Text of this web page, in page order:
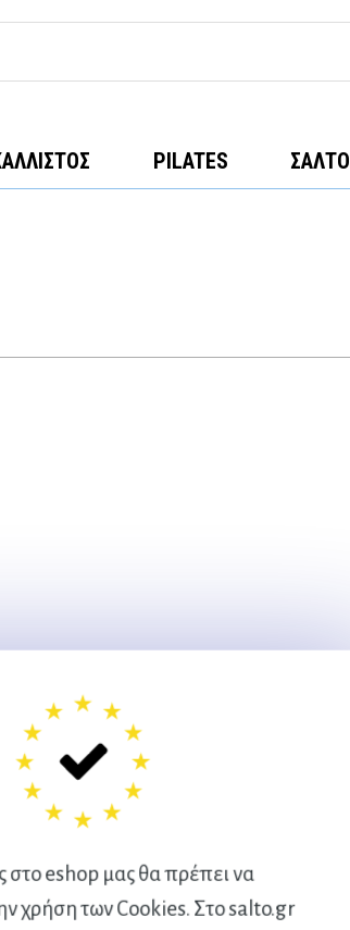
στο eshop μας θα πρέπει να
χρήση των Cookies. Στο salto.gr
PILATES ΣΑΛΤΟ